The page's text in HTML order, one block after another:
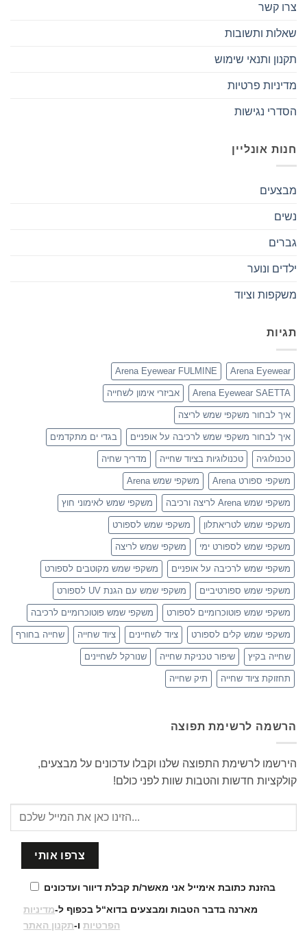
צרו קשר
שאלות ותשובות
תקנון ותנאי שימוש
מדיניות פרטיות
הסדרי נגישות
חנות אונליין
מבצעים
נשים
גברים
ילדים ונוער
משקפות וציוד
תגיות
Arena Eyewear
Arena Eyewear FULMINE
Arena Eyewear SAETTA אביזרי אימון לשחייה
איך לבחור משקפי שמש לריצה
איך לבחור משקפי שמש לרכיבה על אופניים בגדי ים מתקדמים
טכנולוגיה טכנולוגיות בציוד שחייה מדריך שחיה
משקפי ספורט Arena משקפי שמש Arena
משקפי שמש Arena לריצה ורכיבה משקפי שמש לאימוני חוץ
משקפי שמש לטריאתלון משקפי שמש לספורט
משקפי שמש לספורט ימי משקפי שמש לריצה
משקפי שמש לרכיבה על אופניים משקפי שמש מקוטבים לספורט
משקפי שמש ספורטיביים משקפי שמש עם הגנת UV לספורט
משקפי שמש פוטוכרומיים לספורט משקפי שמש פוטוכרומיים לרכיבה
משקפי שמש קלים לספורט ציוד לשחיינים ציוד שחייה שחייה בחורף
שחייה בקיץ שיפור טכניקת שחייה שנורקל לשחיינים
תחזוקת ציוד שחייה תיק שחייה
הרשמה לרשימת תפוצה
הירשמו לרשימת התפוצה שלנו וקבלו עדכונים על מבצעים,
קולקציות חדשות והטבות שוות לפני כולם!
בהזנת כתובת אימייל אני מאשר/ת קבלת דיוור ועדכונים
מארנה בדבר הטבות ומבצעים בדוא“ל בכפוף ל-מדיניות
הפרטיותו-תקנון האתר